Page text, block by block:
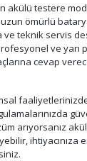
testere
ömürlü
ve teknik servis
ve yarı
cevap
arıyorsanız
ihtiyacınıza